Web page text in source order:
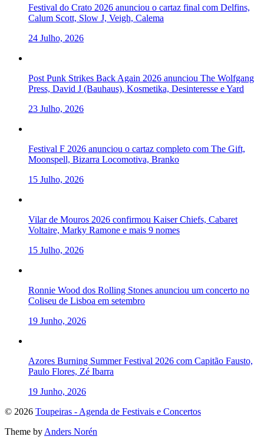
Festival do Crato 2026 anunciou o cartaz final com Delfins,
Calum Scott, Slow J, Veigh, Calema
24 Julho, 2026
Post Punk Strikes Back Again 2026 anunciou The Wolfgang
Press, David J (Bauhaus), Kosmetika, Desinteresse e Yard
23 Julho, 2026
Festival F 2026 anunciou o cartaz completo com The Gift,
Moonspell, Bizarra Locomotiva, Branko
15 Julho, 2026
Vilar de Mouros 2026 confirmou Kaiser Chiefs, Cabaret
Voltaire, Marky Ramone e mais 9 nomes
15 Julho, 2026
Ronnie Wood dos Rolling Stones anunciou um concerto no
Coliseu de Lisboa em setembro
19 Junho, 2026
Azores Burning Summer Festival 2026 com Capitão Fausto,
Paulo Flores, Zé Ibarra
19 Junho, 2026
To
top
© 2026 Toupeiras - Agenda de Festivais e Concertos
Theme by Anders Norén